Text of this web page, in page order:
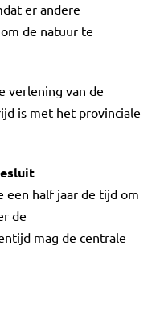
er andere
de natuur te
verlening van de
is met het provinciale
een half jaar de tijd om
de
mag de centrale